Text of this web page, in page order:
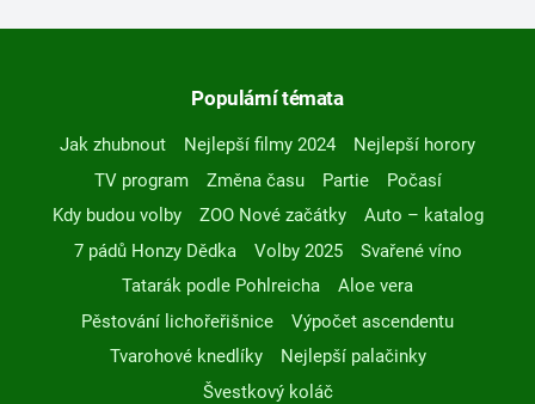
Populární témata
Jak zhubnout Nejlepší filmy 2024
Nejlepší horory
TV program
Změna času Partie
Počasí
Kdy budou volby
ZOO Nové začátky
Auto – katalog
7 pádů Honzy Dědka
Volby 2025
Svařené víno
Tatarák podle Pohlreicha
Aloe vera
Pěstování lichořeřišnice
Výpočet ascendentu
Tvarohové knedlíky
Nejlepší palačinky
Švestkový koláč